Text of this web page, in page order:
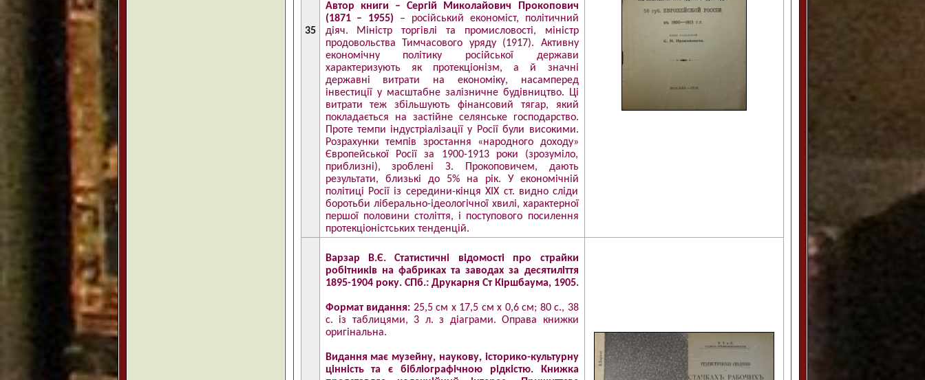
35
Автор книги – Сергій Миколайович Прокопович
(1871 – 1955) – російський економіст, політичний
діяч. Міністр торгівлі та промисловості, міністр
продовольства Тимчасового уряду (1917). Активну
економічну політику російської держави
характеризують як протекціонізм, а й значні
державні витрати на економіку, насамперед
інвестиції у масштабне залізничне будівництво. Ці
витрати теж збільшують фінансовий тягар, який
покладається на застійне селянське господарство.
Проте темпи індустріалізації у Росії були високими.
Розрахунки темпів зростання «народного доходу»
Європейської Росії за 1900-1913 роки (зрозуміло,
приблизні), зроблені З. Прокоповичем, дають
результати, близькі до 5% на рік. У економічній
політиці Росії із середини-кінця ХІХ ст. видно сліди
боротьби ліберально-ідеологічної хвилі, характерної
першої половини століття, і поступового посилення
протекціоністських тенденцій.
Варзар В.Є. Статистичні відомості про страйки
робітників на фабриках та заводах за десятиліття
1895-1904 року. СПб.: Друкарня Ст Кіршбаума, 1905.
Формат видання: 25,5 см х 17,5 см х 0,6 см; 80 с., 38
с. із таблицями, 3 л. з діаграми. Оправа книжки
оригінальна.
Видання має музейну, наукову, історико-культурну
цінність та є бібліографічною рідкістю. Книжка